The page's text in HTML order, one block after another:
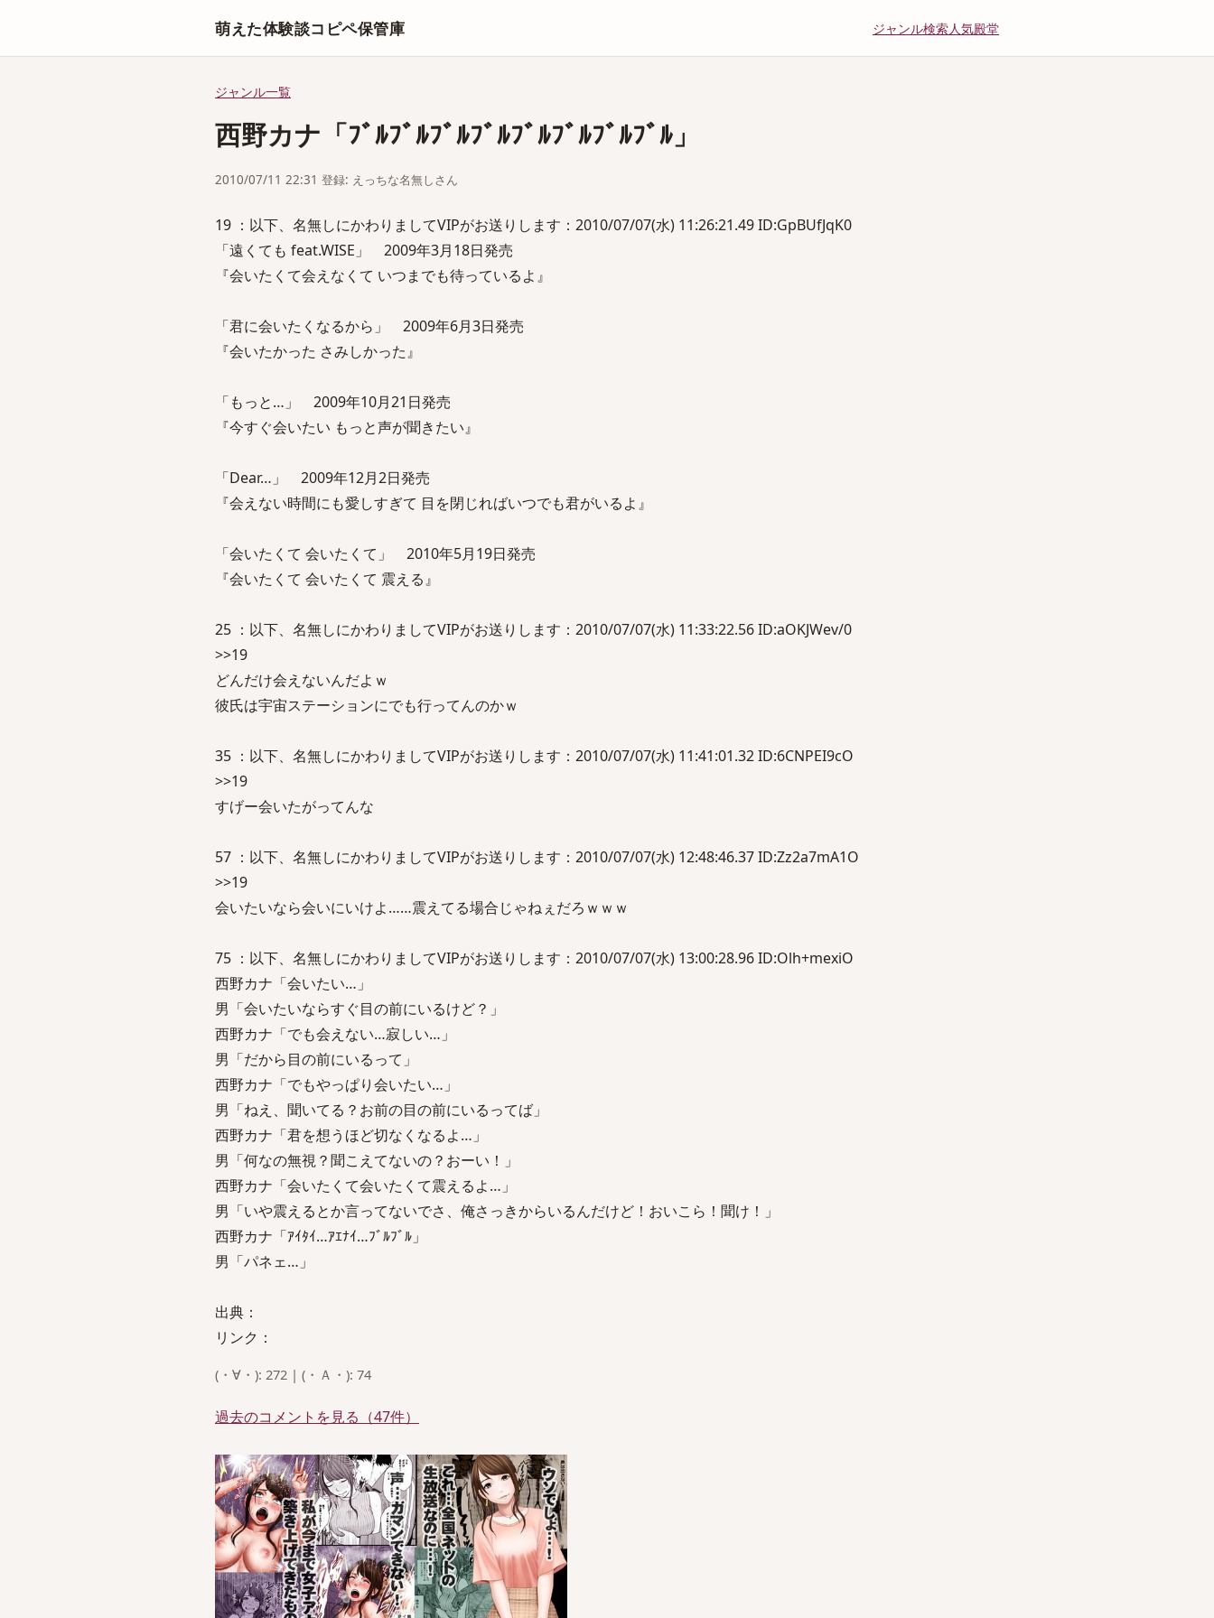
萌えた体験談コピペ保管庫 ジャンル検索人気殿堂
ジャンル一覧
西野カナ「ﾌﾞﾙﾌﾞﾙﾌﾞﾙﾌﾞﾙﾌﾞﾙﾌﾞﾙﾌﾞﾙﾌﾞﾙ」
2010/07/11 22:31 登録: えっちな名無しさん
19 ：以下、名無しにかわりましてVIPがお送りします：2010/07/07(水) 11:26:21.49 ID:GpBUfJqK0
「遠くても feat.WISE」 2009年3月18日発売
『会いたくて会えなくて いつまでも待っているよ』
「君に会いたくなるから」 2009年6月3日発売
『会いたかった さみしかった』
「もっと…」 2009年10月21日発売
『今すぐ会いたい もっと声が聞きたい』
「Dear…」 2009年12月2日発売
『会えない時間にも愛しすぎて 目を閉じればいつでも君がいるよ』
「会いたくて 会いたくて」 2010年5月19日発売
『会いたくて 会いたくて 震える』
25 ：以下、名無しにかわりましてVIPがお送りします：2010/07/07(水) 11:33:22.56 ID:aOKJWev/0
>>19
どんだけ会えないんだよｗ
彼氏は宇宙ステーションにでも行ってんのかｗ
35 ：以下、名無しにかわりましてVIPがお送りします：2010/07/07(水) 11:41:01.32 ID:6CNPEI9cO
>>19
すげー会いたがってんな
57 ：以下、名無しにかわりましてVIPがお送りします：2010/07/07(水) 12:48:46.37 ID:Zz2a7mA1O
>>19
会いたいなら会いにいけよ……震えてる場合じゃねぇだろｗｗｗ
75 ：以下、名無しにかわりましてVIPがお送りします：2010/07/07(水) 13:00:28.96 ID:Olh+mexiO
西野カナ「会いたい…」
男「会いたいならすぐ目の前にいるけど？」
西野カナ「でも会えない…寂しい…」
男「だから目の前にいるって」
西野カナ「でもやっぱり会いたい…」
男「ねえ、聞いてる？お前の目の前にいるってば」
西野カナ「君を想うほど切なくなるよ…」
男「何なの無視？聞こえてないの？おーい！」
西野カナ「会いたくて会いたくて震えるよ…」
男「いや震えるとか言ってないでさ、俺さっきからいるんだけど！おいこら！聞け！」
西野カナ「ｱｲﾀｲ…ｱｴﾅｲ…ﾌﾞﾙﾌﾞﾙ」
男「パネェ…」
出典：
リンク：
(・∀・): 272 | (・Ａ・): 74
過去のコメントを見る（47件）